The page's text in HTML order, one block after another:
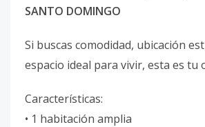
SANTO DOMINGO
Si buscas comodidad, ubicación
espacio ideal para vivir, esta es tu
Características:
• 1 habitación amplia